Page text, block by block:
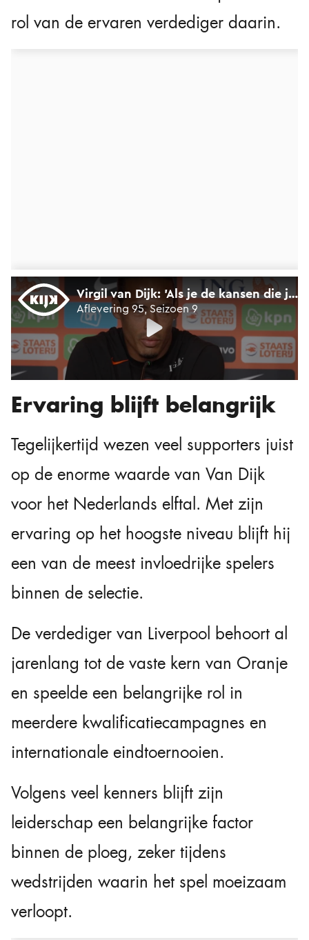
rol van de ervaren verdediger daarin.
Ervaring blijft belangrijk
Tegelijkertijd wezen veel supporters juist
op de enorme waarde van Van Dijk
voor het Nederlands elftal. Met zijn
ervaring op het hoogste niveau blijft hij
een van de meest invloedrijke spelers
binnen de selectie.
De verdediger van Liverpool behoort al
jarenlang tot de vaste kern van Oranje
en speelde een belangrijke rol in
meerdere kwalificatiecampagnes en
internationale eindtoernooien.
Volgens veel kenners blijft zijn
leiderschap een belangrijke factor
binnen de ploeg, zeker tijdens
wedstrijden waarin het spel moeizaam
verloopt.